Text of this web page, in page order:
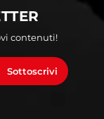
contenuti!
Sottoscrivi